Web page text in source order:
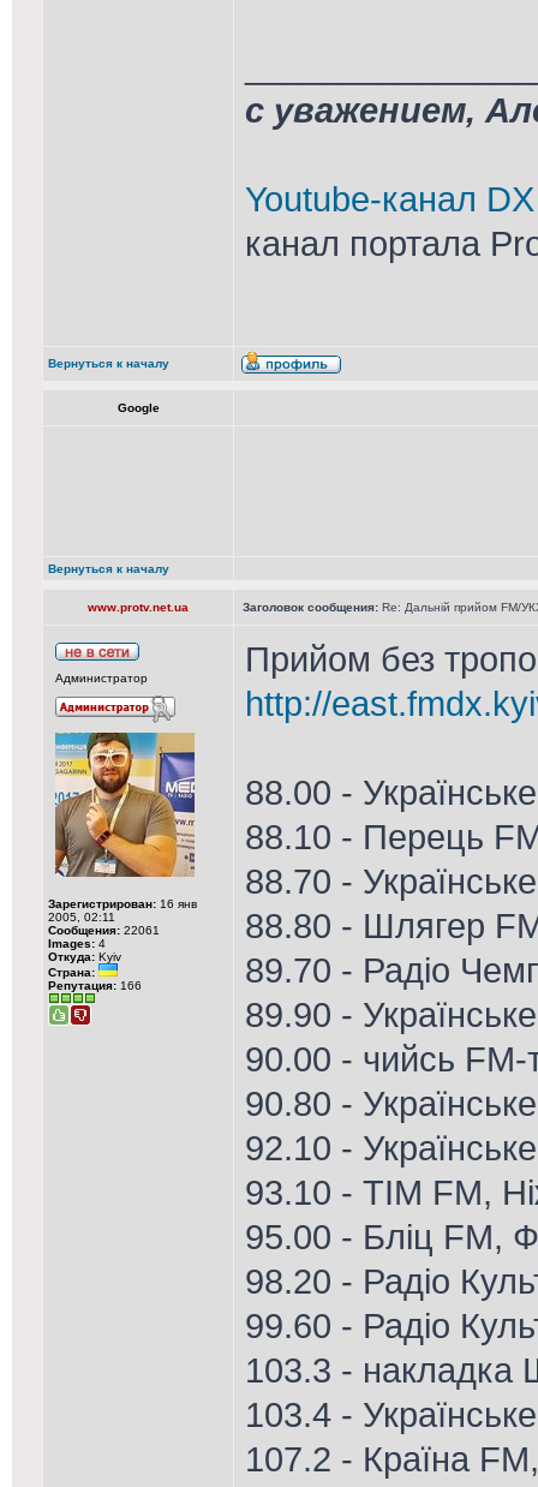
с уважением,
Youtube-канал
канал портала
Вернуться к началу
Google
Вернуться к началу
www.protv.net.ua Заголовок сообщения: Re: Дальній прийом FM/
Администратор
Зарегистрирован: 16 янв
2005, 02:11
Сообщения: 22061
Images: 4
Откуда: Kyiv
Страна:
Репутация: 166
Прийом без
http://
88.00 -
88.10 - Перець
88.70 -
88.80 - Шлягер
89.70 - Радіо
89.90 -
90.00 - чийсь FM-
90.80 -
92.10 -
93.10 - ТІМ FM,
95.00 - Бліц FM,
98.20 - Радіо
99.60 - Радіо
103.3 - накладка
103.4 -
107.2 - Країна